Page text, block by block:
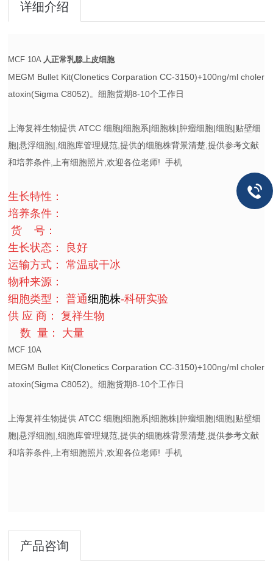
详细介绍
MCF 10A 人正常乳腺上皮细胞
MEGM Bullet Kit(Clonetics Corparation CC-3150)+100ng/ml choler
atoxin(Sigma C8052)。细胞货期8-10个工作日
上海复祥生物提供 ATCC 细胞|细胞系|细胞株|肿瘤细胞|细胞|贴壁细
胞|悬浮细胞|,细胞库管理规范,提供的细胞株背景清楚,提供参考文献
和培养条件,上有细胞照片,欢迎各位老师! 手机
生长特性：
培养条件：
货 号：
生长状态： 良好
运输方式： 常温或干冰
物种来源：
细胞类型： 普通细胞株-科研实验
供 应 商： 复祥生物
数 量： 大量
MCF 10A
MEGM Bullet Kit(Clonetics Corparation CC-3150)+100ng/ml choler
atoxin(Sigma C8052)。细胞货期8-10个工作日
上海复祥生物提供 ATCC 细胞|细胞系|细胞株|肿瘤细胞|细胞|贴壁细
胞|悬浮细胞|,细胞库管理规范,提供的细胞株背景清楚,提供参考文献
和培养条件,上有细胞照片,欢迎各位老师! 手机
产品咨询